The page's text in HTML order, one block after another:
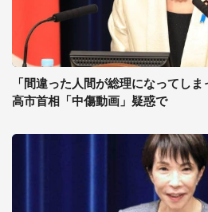
「間違った人間が総理になってし
高市首相「中傷動画」疑惑で